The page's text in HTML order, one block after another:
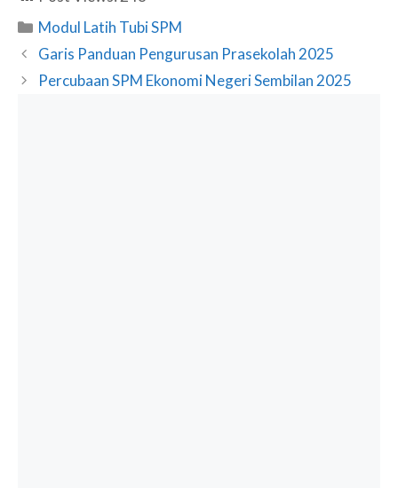
Categories
Modul Latih Tubi SPM
Garis Panduan Pengurusan Prasekolah 2025
Percubaan SPM Ekonomi Negeri Sembilan 2025